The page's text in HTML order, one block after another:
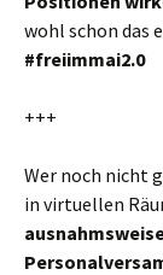
wohl schon das
#freiimmai2.0
+++
Wer noch nicht
in virtuellen